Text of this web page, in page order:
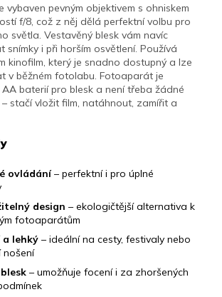
vybaven pevným objektivem s ohniskem
f/8, což z něj dělá perfektní volbu pro
světla. Vestavěný blesk vám navíc
snímky i při horším osvětlení. Používá
kinofilm, který je snadno dostupný a lze
v běžném fotolabu. Fotoaparát je
baterií pro blesk a není třeba žádné
stačí vložit film, natáhnout, zamířit a
ovládání– perfektní i pro úplné
design – ekologičtější alternativa k
fotoaparátům
a lehký – ideální na cesty, festivaly nebo
nošení
– umožňuje focení i za zhoršených